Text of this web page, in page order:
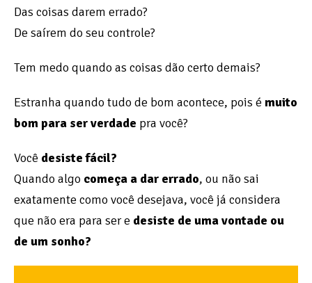
Das coisas darem errado?
De saírem do seu controle?
Tem medo quando as coisas dão certo demais?
Estranha quando tudo de bom acontece, pois é muito
bom para ser verdade pra você?
Você desiste fácil?
Quando algo começa a dar errado, ou não sai
exatamente como você desejava, você já considera
que não era para ser e desiste de uma vontade ou
de um sonho?